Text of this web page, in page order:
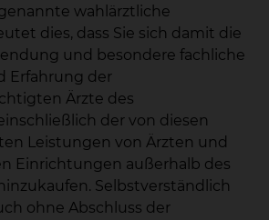
wahlärztliche
dies, dass Sie sich damit die
und besondere fachliche
Erfahrung der
Ärzte des
der von diesen
Leistungen von Ärzten und
Einrichtungen außerhalb des
Selbstverständlich
ohne Abschluss der